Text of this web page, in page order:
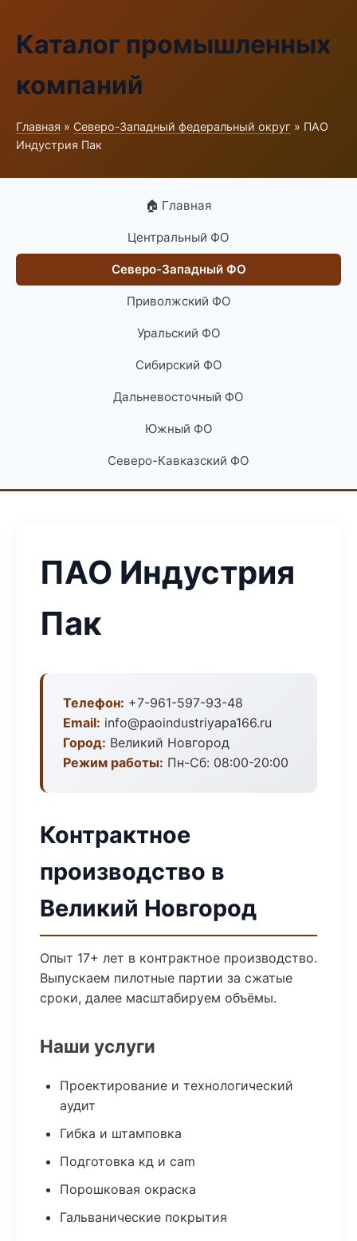
Каталог промышленных
компаний
Главная » Северо-Западный федеральный округ » ПАО
Индустрия Пак
🏠 Главная
Центральный ФО
Северо-Западный ФО
Приволжский ФО
Уральский ФО
Сибирский ФО
Дальневосточный ФО
Южный ФО
Северо-Кавказский ФО
ПАО Индустрия
Пак
Телефон: +7-961-597-93-48
Email: info@paoindustriyapa166.ru
Город: Великий Новгород
Режим работы: Пн-Сб: 08:00-20:00
Контрактное
производство в
Великий Новгород
Опыт 17+ лет в контрактное производство.
Выпускаем пилотные партии за сжатые
сроки, далее масштабируем объёмы.
Наши услуги
Проектирование и технологический
аудит
Гибка и штамповка
Подготовка кд и cam
Порошковая окраска
Гальванические покрытия